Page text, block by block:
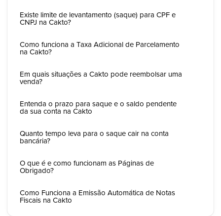
Existe limite de levantamento (saque) para CPF e
CNPJ na Cakto?
Como funciona a Taxa Adicional de Parcelamento
na Cakto?
Em quais situações a Cakto pode reembolsar uma
venda?
Entenda o prazo para saque e o saldo pendente
da sua conta na Cakto
Quanto tempo leva para o saque cair na conta
bancária?
O que é e como funcionam as Páginas de
Obrigado?
Como Funciona a Emissão Automática de Notas
Fiscais na Cakto